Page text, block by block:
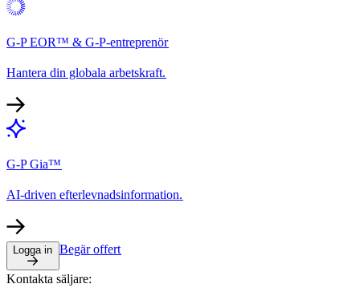
G-P EOR™ & G-P-entreprenör​​
Hantera din globala arbetskraft.​​
G-P Gia™​​
AI-driven efterlevnadsinformation.​​
Logga in​​ Begär offert​​
Kontakta säljare:​​